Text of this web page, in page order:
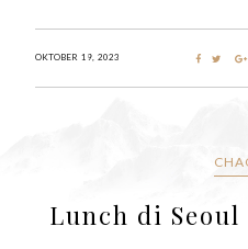
OKTOBER 19, 2023
Lunch di